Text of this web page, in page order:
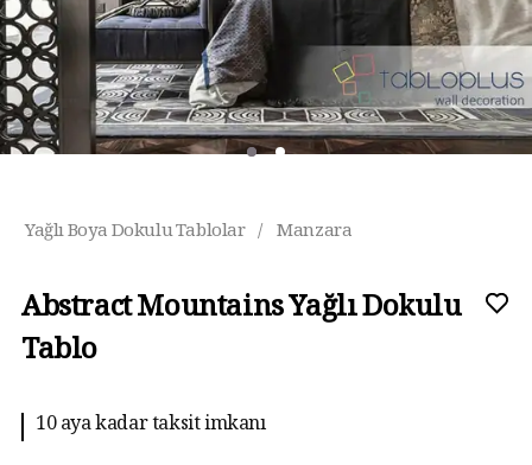
Yağlı Boya Dokulu Tablolar / Manzara
Abstract Mountains Yağlı Dokulu
Tablo
10 aya kadar taksit imkanı